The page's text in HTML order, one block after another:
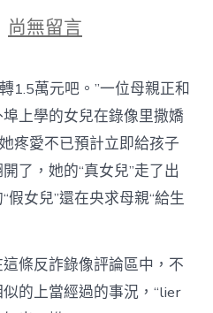
日
期
在
〈記
查
詢
拜
訪
A
甜
心
寶
包
養
網
尚無留言
1.5萬元吧。”一位母親正和
上學的女兒在錄像里撒嬌
疼愛不已預計立即給孩子
了，她的“真女兒”走了出
假女兒”還在央求母親“給生
條反詐錄像評論區中，不
的上當經過的事況，“lier